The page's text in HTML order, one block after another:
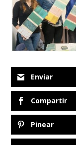
Enviar
Compartir
Pinear